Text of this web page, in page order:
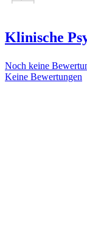
Klinische
Noch keine
Keine Bewertungen